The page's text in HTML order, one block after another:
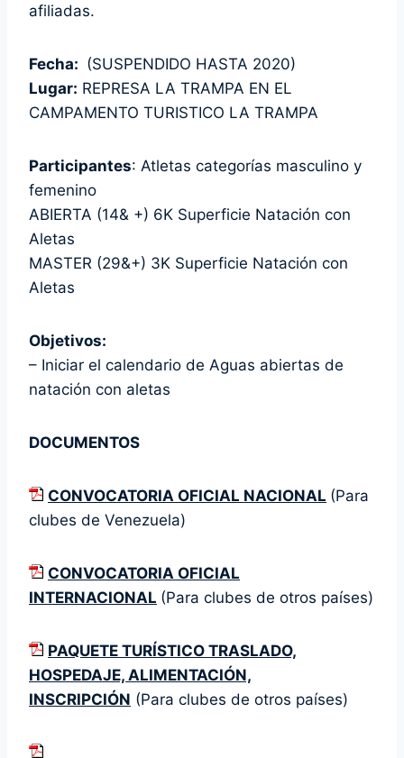
afiliadas.
Fecha: (SUSPENDIDO HASTA 2020)
Lugar: REPRESA LA TRAMPA EN EL
CAMPAMENTO TURISTICO LA TRAMPA
Participantes: Atletas categorías masculino y
femenino
ABIERTA (14& +) 6K Superficie Natación con
Aletas
MASTER (29&+) 3K Superficie Natación con
Aletas
Objetivos:
– Iniciar el calendario de Aguas abiertas de
natación con aletas
DOCUMENTOS
CONVOCATORIA OFICIAL NACIONAL (Para
clubes de Venezuela)
CONVOCATORIA OFICIAL
INTERNACIONAL (Para clubes de otros países)
PAQUETE TURÍSTICO TRASLADO,
HOSPEDAJE, ALIMENTACIÓN,
INSCRIPCIÓN (Para clubes de otros países)